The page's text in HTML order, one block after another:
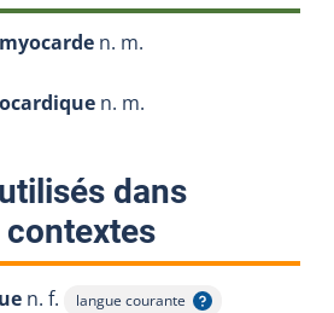
n. m.
n. m.
dans
:
n. f. langue courante
Afficher l'infobulle